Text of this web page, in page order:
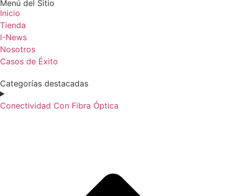
Menú del Sitio
Inicio
Tienda
I-News
Nosotros
Casos de Éxito
Categorías destacadas
Conectividad Con Fibra Óptica